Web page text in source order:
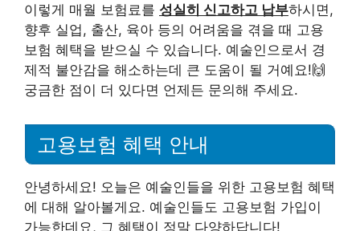
이렇게 매월 보험료를 성실히 신고하고 납부하시면,
향후 실업, 출산, 육아 등의 어려움을 겪을 때 고용
보험 혜택을 받으실 수 있습니다. 예술인으로서 경
제적 불안감을 해소하는데 큰 도움이 될 거예요!🙌
궁금한 점이 더 있다면 언제든 문의해 주세요.
고용보험 혜택 안내
안녕하세요! 오늘은 예술인들을 위한 고용보험 혜택
에 대해 알아볼게요. 예술인들도 고용보험 가입이
가능한데요, 그 혜택이 정말 다양하답니다!